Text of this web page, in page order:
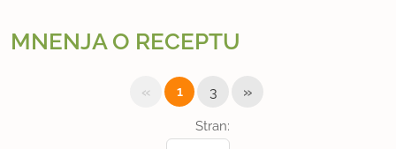
MNENJA O RECEPTU
Stran:
« 1 3 »